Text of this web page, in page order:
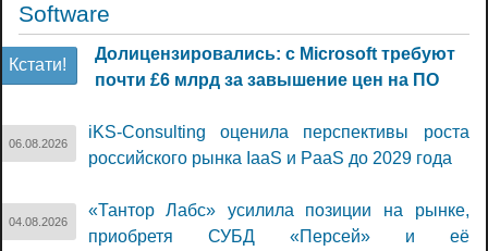
Software
Кстати!
Долицензировались: с Microsoft требуют
почти £6 млрд за завышение цен на ПО
06.08.2026
iKS-Consulting оценила перспективы роста
российского рынка IaaS и PaaS до 2029 года
04.08.2026
«Тантор Лабс» усилила позиции на рынке,
приобретя СУБД «Персей» и её